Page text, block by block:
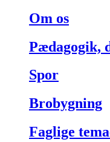
Om os
Pædagogik,
Spor
Brobygning
Faglige